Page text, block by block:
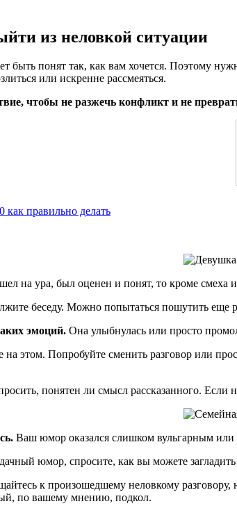
из неловкой ситуации
быть понят так, как вам хочется. Поэтому
или искренне рассмеяться.
чтобы не разжечь конфликт и не
как правильно делать
на ура, был оценен и понят, то кроме смеха
беседу. Можно попытаться пошутить еще
эмоций. Она улыбнулась или просто
на этом. Попробуйте сменить разговор или
понятен ли смысл рассказанного. Если
Ваш юмор оказался слишком вульгарным или
юмор, спросите, как вы можете
к произошедшему неловкому
по вашему мнению, подкол.